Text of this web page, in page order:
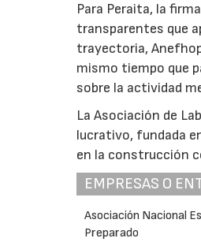
Para Peraita, la
transparentes que
trayectoria,
mismo tiempo que
sobre la actividad
La Asociación de
lucrativo, fundada
en la construcción
EMPRESAS O
Asociación Nacional
Preparado